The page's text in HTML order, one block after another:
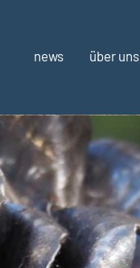
news über uns